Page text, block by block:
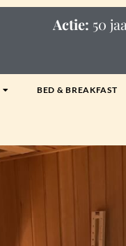
Actie: 50
BED & BREAKFAST